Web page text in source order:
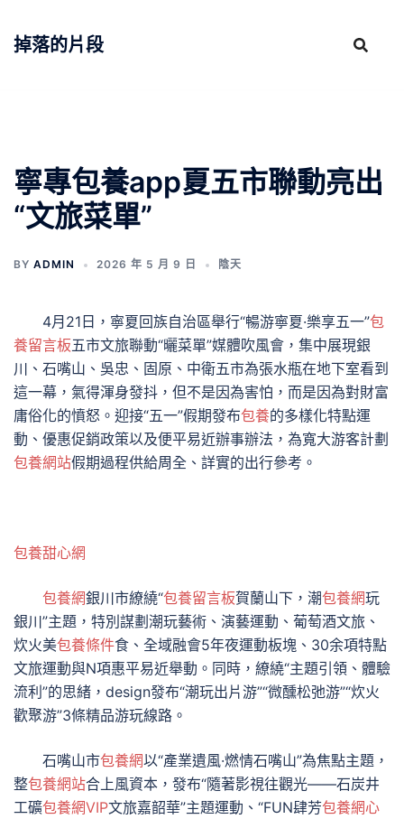
掉落的片段
寧專包養app夏五市聯動亮出
“文旅菜單”
BY ADMIN 2026 年 5 月 9 日 陰天
4月21日，寧夏回族自治區舉行“暢游寧夏·樂享五一”包
養留言板五市文旅聯動“曬菜單”媒體吹風會，集中展現銀
川、石嘴山、吳忠、固原、中衛五市為張水瓶在地下室看到
這一幕，氣得渾身發抖，但不是因為害怕，而是因為對財富
庸俗化的憤怒。迎接“五一”假期發布包養的多樣化特點運
動、優惠促銷政策以及便平易近辦事辦法，為寬大游客計劃
包養網站假期過程供給周全、詳實的出行參考。
包養甜心網
包養網銀川市繚繞“包養留言板賀蘭山下，潮包養網玩
銀川”主題，特別謀劃潮玩藝術、演藝運動、葡萄酒文旅、
炊火美包養條件食、全域融會5年夜運動板塊、30余項特點
文旅運動與N項惠平易近舉動。同時，繚繞“主題引領、體驗
流利”的思緒，design發布“潮玩出片游”“微醺松弛游”“炊火
歡聚游”3條精品游玩線路。
石嘴山市包養網以“產業遺風·燃情石嘴山”為焦點主題，
整包養網站合上風資本，發布“隨著影視往觀光——石炭井
工礦包養網VIP文旅嘉韶華”主題運動、“FUN肆芳包養網心